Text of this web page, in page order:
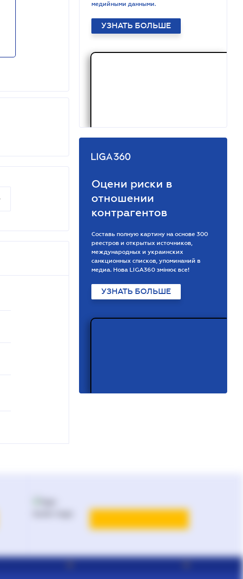
медийными данными.
УЗНАТЬ БОЛЬШЕ
Оцени риски в
отношении
контрагентов
Составь полную картину на основе 300
реестров и открытых источников,
международных и украинских
санкционных списков, упоминаний в
медиа. Нова LIGA360 змінює все!
УЗНАТЬ БОЛЬШЕ